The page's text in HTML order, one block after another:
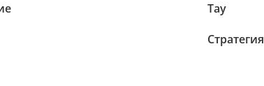
Тау
Стратегия